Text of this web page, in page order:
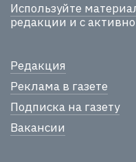
Используйте
редакции и с
Редакция
Реклама в газете
Подписка на газету
Вакансии